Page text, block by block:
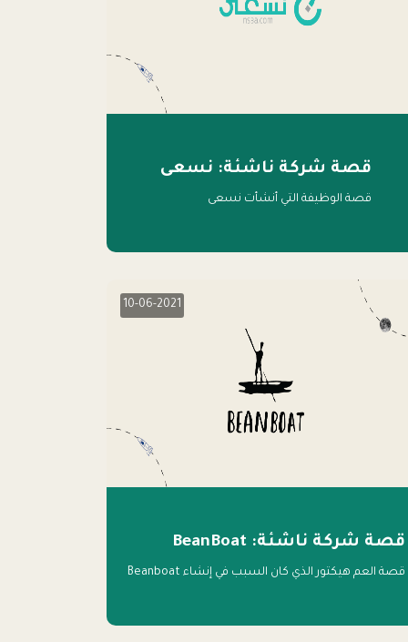
قصة شركة ناشئة: نسعى
قصة الوظيفة التي أنشأت نسعى
10-06-2021
قصة شركة ناشئة: BeanBoat
قصة العم هيكتور الذي كان السبب في إنشاء Beanboat